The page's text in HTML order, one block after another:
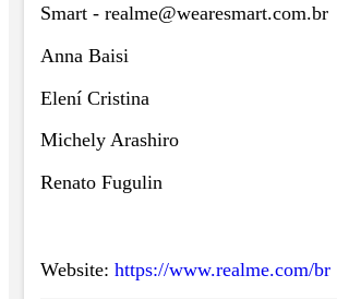
Smart - realme@wearesmart.com.br
Anna Baisi
Elení Cristina
Michely Arashiro
Renato Fugulin
Website: https://www.realme.com/br